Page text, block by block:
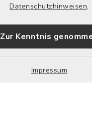
Datenschutzhinweisen.
Zur Kenntnis
Impressum
Impressum
Sitemap